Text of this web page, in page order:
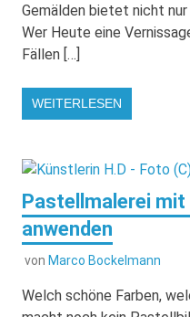
Gemälden bietet nicht
Wer Heute eine
Fällen […]
WEITERLESEN
Pastellmalerei
anwenden
von Marco Bockelmann
Welch schöne Farben,